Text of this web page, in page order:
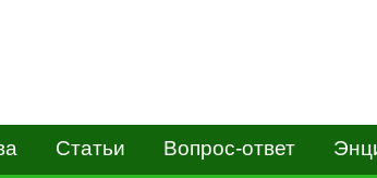
Статьи Вопрос-ответ